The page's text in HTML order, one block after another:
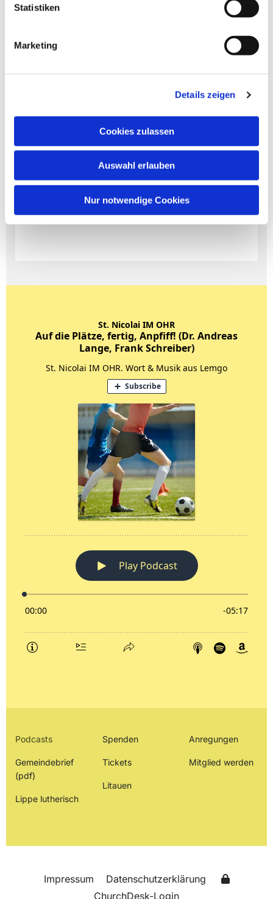
Statistiken
Marketing
Details zeigen
Cookies zulassen
Auswahl erlauben
Nur notwendige Cookies
Podcasts
Gemeindebrief
(pdf)
Lippe lutherisch
Spenden
Tickets
Litauen
Anregungen
Mitglied werden
Impressum
Datenschutzerklärung
ChurchDesk-Login